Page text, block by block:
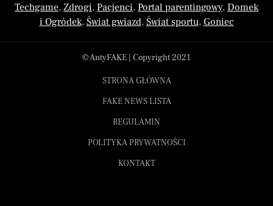
Techgame, Zdrogi, Pacjenci, Portal parentingowy, Domek
i Ogródek, Świat gwiazd, Świat sportu, Goniec
© AntyFAKE | Copyright 2021
STRONA GŁÓWNA
FAKE NEWS LISTA
REGULAMIN
POLITYKA PRYWATNOŚCI
KONTAKT